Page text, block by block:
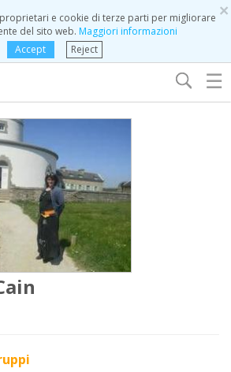
×
e cookie di terze parti per migliorare
del sito web. Maggiori informazioni
Accept
Reject
☰